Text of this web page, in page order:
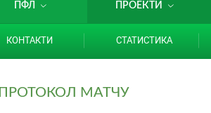
ПФЛ ПРОЕКТИ
КОНТАКТИ СТАТИСТИКА
ПРОТОКОЛ МАТЧУ